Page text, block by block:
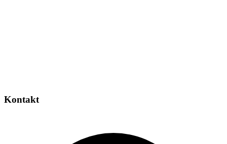
Kontakt